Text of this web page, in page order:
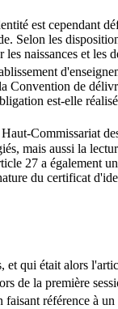
est cependant
Selon les
naissances et
de
est-elle
Commissariat
mais aussi la
27 a également
du certificat
et qui était alors
de la première
référence à